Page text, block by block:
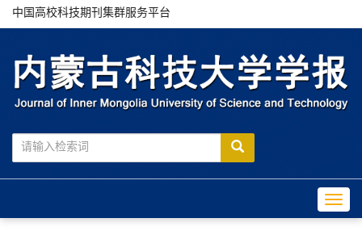
中国高校科技期刊集群服务平台